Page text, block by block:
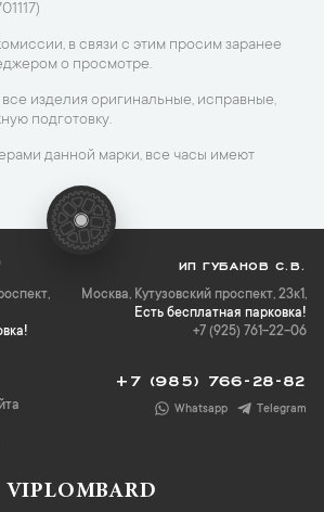
в связи с этим просим заранее
о просмотре.
изделия оригинальные, исправные,
подготовку.
данной марки, все часы имеют
ИП ГУБАНОВ С.В.
Москва, Кутузовский проспект, 23к1,
Есть бесплатная парковка!
+7 (925) 761-22-06
+7 (985) 766-28-82
Whatsapp Telegram
VIPLOMBARD